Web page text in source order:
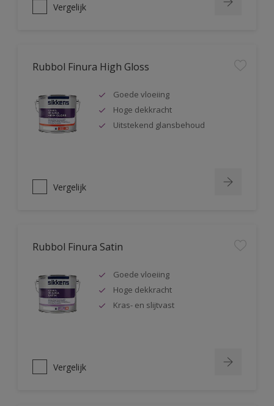
Vergelijk
Rubbol Finura High Gloss
Goede vloeiing
Hoge dekkracht
Uitstekend glansbehoud
Vergelijk
Rubbol Finura Satin
Goede vloeiing
Hoge dekkracht
Kras- en slijtvast
Vergelijk